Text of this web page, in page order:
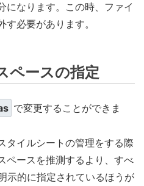
になります。この時、ファイ
必要があります。
ペースの指定
で変更することができま
タイルシートの管理をする際
ペースを推測するより、すべ
示的に指定されているほうが